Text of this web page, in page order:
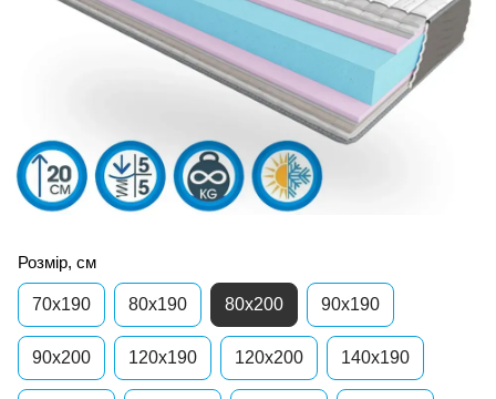
Розмір, см
70x190 80x190 80x200 90x190
90x200 120x190 120x200 140x190